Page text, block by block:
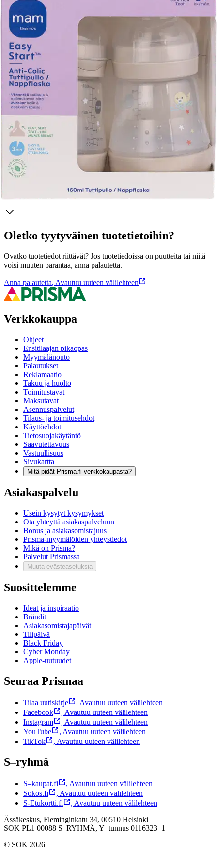
Tuotekuvaus
MAM Easy Start-tuttipullon venttiilin ansiosta tuttipullosta ei
kulkeudu ilmaa vauvan vatsaan. Tämä vähentää pienille vauvoille
tyypillisiä mahavaivoja. Leveä suuaukko, joten pullo on helppo
täyttää. Nopea puhdistaa, itsesteriloiva mikrossa. Mukana pehmeä
silikoninen pullotutti. Pakkauksessa 2 kpl 160ml tuttipulloja. MAM
Easy Start-tuttipullon osat, lukuunottamatta pullotuttia ja
pohjaventtiiliä, on valmistettu kierrätetystä cPP-muovista.
cPP on
keittämisen kestävää, fysiologisesti vaaratonta muovia. MAM antaa
uuden elämän biopohjaisille ja kierrätetyille materiaaleille, jotka
eivät kilpaile elintarvikeketjun kanssa.
Näytä lisää
Ominaisuudet
Oletko tyytyväinen tuotetietoihin?
Ovatko tuotetiedot riittävät? Jos tuotetiedoissa on puutteita tai niitä
voisi muuten parantaa, anna palautetta.
Anna palautetta, Avautuu uuteen välilehteen
Verkkokauppa
Ohjeet
Ensitilaajan pikaopas
Myymälänouto
Palautukset
Reklamaatio
Takuu ja huolto
Toimitustavat
Maksutavat
Asennuspalvelut
Tilaus- ja toimitusehdot
Käyttöehdot
Tietosuojakäytäntö
Saavutettavuus
Vastuullisuus
Sivukartta
Mitä pidät Prisma.fi-verkkokaupasta?
Asiakaspalvelu
Usein kysytyt kysymykset
Ota yhteyttä asiakaspalveluun
Bonus ja asiakasomistajuus
Prisma-myymälöiden yhteystiedot
Mikä on Prisma?
Palvelut Prismassa
Muuta evästeasetuksia
Suosittelemme
Ideat ja inspiraatio
Brändit
Asiakasomistajapäivät
Tilipäivä
Black Friday
Cyber Monday
Apple-uutuudet
Seuraa Prismaa
Tilaa uutiskirje , Avautuu uuteen välilehteen
Facebook
, Avautuu uuteen välilehteen
Instagram
, Avautuu uuteen välilehteen
YouTube
, Avautuu uuteen välilehteen
TikTok
, Avautuu uuteen välilehteen
S–ryhmä
S–kaupat.fi , Avautuu uuteen välilehteen
Sokos.fi
, Avautuu uuteen välilehteen
S-Etukortti.fi
, Avautuu uuteen välilehteen
Ässäkeskus, Fleminginkatu 34, 00510 Helsinki
SOK PL1 00088 S–RYHMÄ, Y–tunnus 0116323–1
© SOK 2026